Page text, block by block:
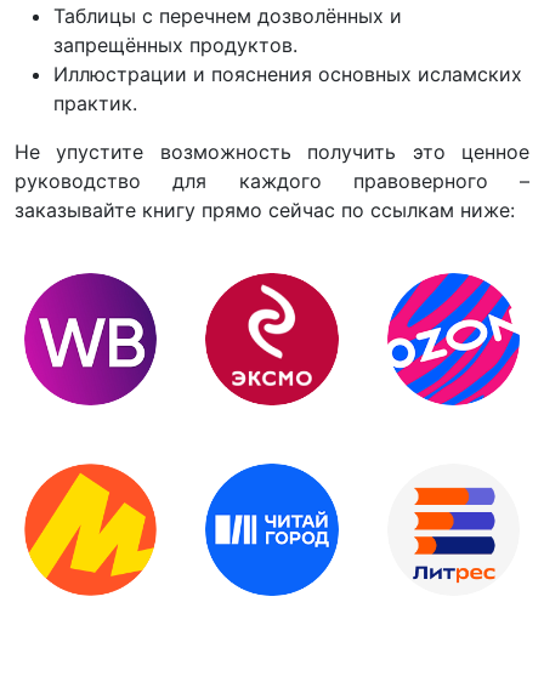
Таблицы с перечнем дозволённых и
запрещённых продуктов.
Иллюстрации и пояснения основных исламских
практик.
Не упустите возможность получить это ценное
руководство для каждого правоверного –
заказывайте книгу прямо сейчас по ссылкам ниже: